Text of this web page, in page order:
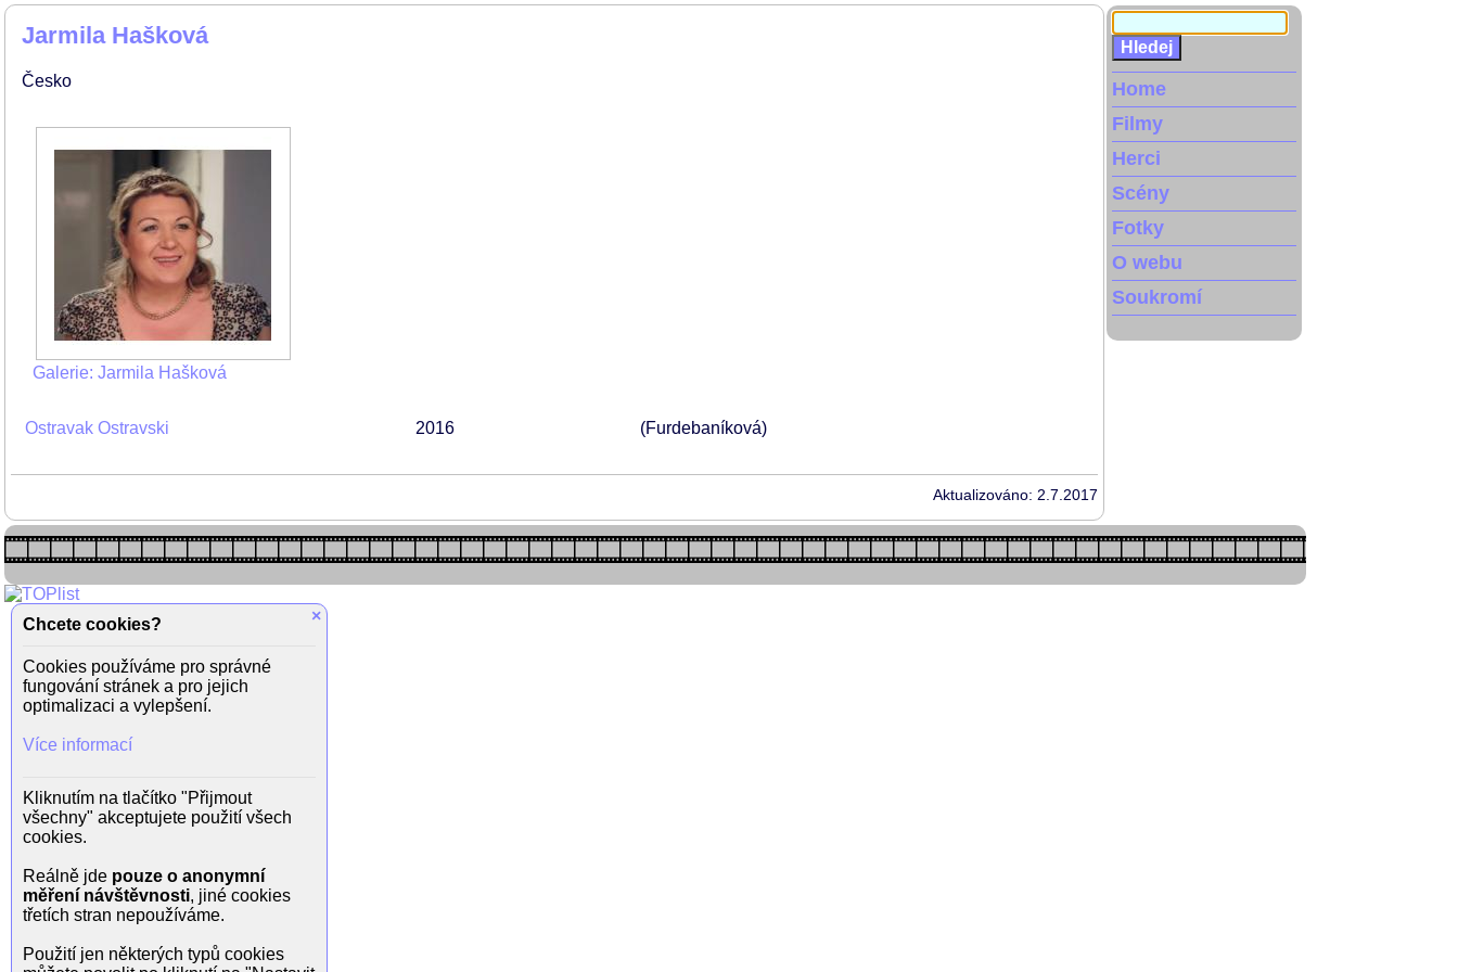
Jarmila Hašková
Česko
Galerie: Jarmila Hašková
Ostravak Ostravski 2016 (Furdebaníková)
Aktualizováno: 2.7.2017
Home
Filmy
Herci
Scény
Fotky
O webu
Soukromí
×
Chcete cookies?
Cookies používáme pro správné
fungování stránek a pro jejich
optimalizaci a vylepšení.
Více informací
Kliknutím na tlačítko "Přijmout
všechny" akceptujete použití všech
cookies.
Reálně jde pouze o anonymní
měření návštěvnosti, jiné cookies
třetích stran nepoužíváme.
Použití jen některých typů cookies